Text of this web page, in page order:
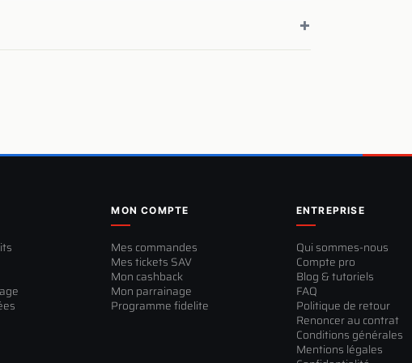
+
MON COMPTE
Mes commandes
Mes tickets SAV
Mon cashback
Mon parrainage
Programme fidelite
ENTREPRISE
Qui sommes-nous
Compte pro
Blog & tutoriels
FAQ
Politique de retour
Renoncer au contrat
Conditions générales
Mentions légales